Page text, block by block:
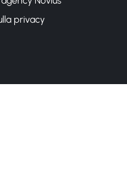
privacy